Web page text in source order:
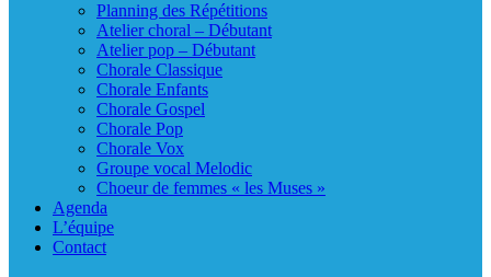
Planning des Répétitions
Atelier choral – Débutant
Atelier pop – Débutant
Chorale Classique
Chorale Enfants
Chorale Gospel
Chorale Pop
Chorale Vox
Groupe vocal Melodic
Choeur de femmes « les Muses »
Agenda
L’équipe
Contact